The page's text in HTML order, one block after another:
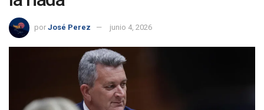
por José Perez junio 4, 2026